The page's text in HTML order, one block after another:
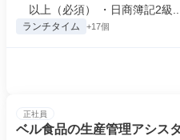
以上（必須） ・日商簿記2級...
ランチタイム +17個
正社員
ベル食品の生産管理アシス